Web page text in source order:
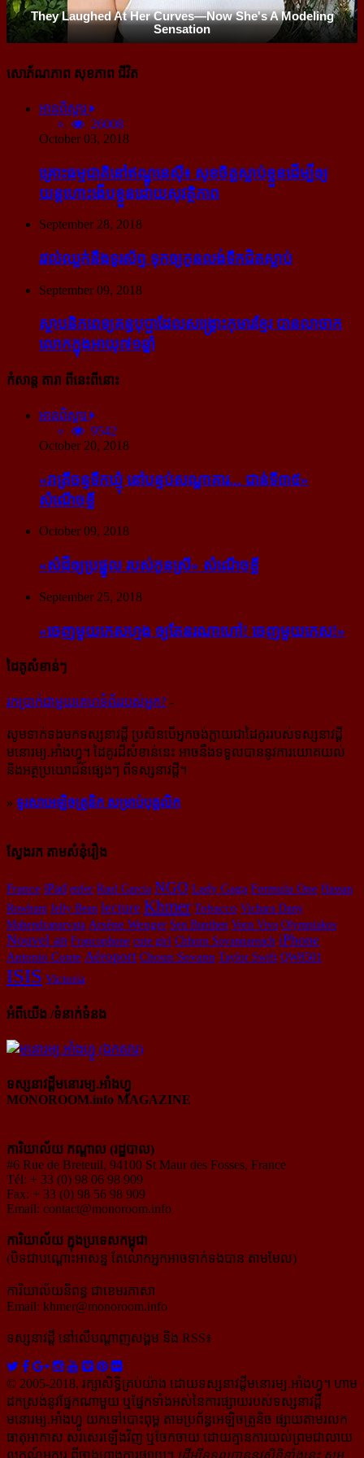
សោភ័ណភាព សុខភាព ជីវិត
អានពិស្ដារ
26008
October 03, 2018
គ្រោះធម្មជាតិនៅឥណ្ឌូនេស៊ី៖ សុខចិត្ត​ស្លាប់​ខ្លួន​ដើម្បី​ឲ្យ​
យន្ដហោះ​ងើប​ខ្លួន​ដោយ​សុវត្ថិភាព
September 28, 2018
រវល់​ឈ្លក់​នឹង​ទូរស័ព្ទ ទុក​ឲ្យ​កូន​លង់​ទឹក​ជិត​ស្លាប់
September 09, 2018
ស្ថាបនិក​ពេទ្យ​គន្ធបុប្ផា​ដែល​សង្គ្រោះ​កុមារ​ខ្មែរ​ បាន​លាចាក​
លោក​ក្នុង​អាយុ​៧១ឆ្នាំ
កំសាន្ដ តារា ពីនេះពីនោះ
អានពិស្ដារ
9542
October 20, 2018
«រាត្រីចន្ទទឹកឃ្មុំ នៅបន្ទប់សណ្ឋាគារ... ជាន់ទី៣៥»
សំណើចខ្លី
October 09, 2018
«សំដី​ឲ្យ​ប្រផ្នូល របស់​កូនស្រី» សំណើចខ្លី
September 25, 2018
«ចេញ​មួយ​កេស​ហ្មង ឲ្យ​តែ​នរណា​ហៅ! ចេញ​មួយ​កេស!»
ដៃគូសំខាន់ៗ
រក​​ប្រាក់​​ជា​​មួយ​​គេហទំព័រ​​របស់​​អ្នក? -
សូម​ទាក់ទង​មក​ទស្សនាវដ្ដី ប្រសិន​បើ​អ្នក​ចង់​ក្លាយ​ជា​ដៃគូរ​របស់​ទស្សនាវដ្ដី​
មនោរម្យ.អាំងហ្វូ។ ដៃ​គូរ​ដ៏​សំខាន់​នេះ អាច​នឹង​ទទួល​បាន​នូវ​ការ​យោគយល់
និង​អត្ថ​ប្រយោជន៍​ផ្សេងៗ ពីទស្សនាវដ្ដី។
» ទូរសាអេឡិចត្រូនិក សម្រាប់បុគ្គលិក
ស្វែងរក តាមសំនុំរឿង
France iPad enfer Raul Garcia NGO Lady Gaga Formula One Hassan
Rowhani Jelly Bean lecture Khmer Tobacco Vichara Dany
Mahendraparvata Arsène Wenger Sen Bunthen Vorn Viva Olympiakos
Nouvel an Francophone cute girl Chhorn Sovannareach iPhone
Antonio Conte Aéroport Choun Sovann Taylor Swift QW8501
ISIS Victoria
អំពីយើង /ទំនាក់ទំនង
ទស្សនាវដ្ដីមនោរម្យ.អាំងហ្វូ
MONOROOM.info MAGAZINE
ការិយាល័យ កណ្ដាល (រដ្ឋបាល)
#6 Rue de Breteuil, 94100 St Maur des Fosses, France
Tél: + 33 (0) 98 06 98 909
Fax: + 33 (0) 98 56 98 909
Email: contact@monoroom.info
ការិយាល័យ ក្នុង​ប្រទេស​កម្ពុជា
(បិទជាបណ្ដោះអាសន្ន តែលោកអ្នកអាចទាក់ទងបាន តាមមែល)
ការិយាល័យនិពន្ធ ជាខេមរភាសា
Email: khmer@monoroom.info
ទស្សនាវដ្ដី​ នៅលើបណ្ដាញសង្គម និង RSS៖
© 2005-2018, រក្សាសិទ្ធិគ្រប់យ៉ាង ដោយទស្សនាវដ្ដី​មនោរម្យ.អាំងហ្វូ។ ហាម​
ដក​ស្រង់​នូវ​ផ្នែក​ណា​មួយ​ ឬ​ផ្នែក​ទាំង​អស់​នៃ​ការ​ផ្សាយ​របស់​ទស្សនាវដ្ដី​​
មនោរម្យ.អាំងហ្វូ យក​ទៅ​​បោះពុម្ព តាម​ប្រព័ន្ធ​អេឡិច​ត្រូនិច ផ្សាយ​តាម​រលក​
ធាតុអាកាស សរសេរ​ឡើង​វិញ ឬ​ចែក​ចាយ​ ដោយ​គ្មាន​ការ​យល់ព្រមជា​លាយ​
លក្ខណ៍​អក្សរ​ ពី​ចាងហ្វាង​ការ​ផ្សាយ​។ ដើម្បី​ទទួល​បាននូវសិទ្ធិ​ទាំងនេះ សូម​